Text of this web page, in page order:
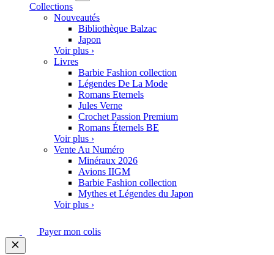
Collections
Nouveautés
Bibliothèque Balzac
Japon
Voir plus ›
Livres
Barbie Fashion collection
Légendes De La Mode
Romans Eternels
Jules Verne
Crochet Passion Premium
Romans Éternels BE
Voir plus ›
Vente Au Numéro
Minéraux 2026
Avions IIGM
Barbie Fashion collection
Mythes et Légendes du Japon
Voir plus ›
Payer mon colis